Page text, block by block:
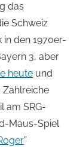
das
Schweiz
den 1970er-
3, aber
heute und
am SRG-
Maus-Spiel
”